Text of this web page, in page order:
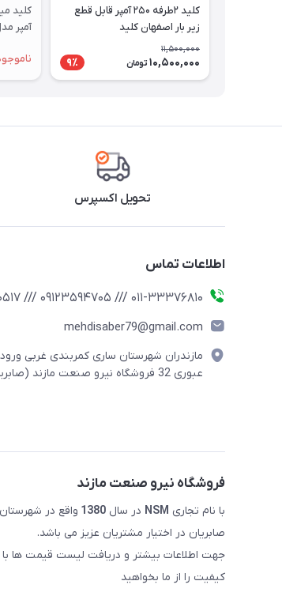
کلید ۲طرفه ۲۵۰ آمپر قابل قطع
زیر بار اصفهان کلید
11,500,000
10,500,000 تومان 9٪
آمپر
تحویل اکسپرس
اطلاعات تماس
011-33376810 /// 09123594705 /// 09030910517
mehdisaber79@gmail.com
مازندران شهرستان ساری کمربندی غربی
عبوری 32 فروشگاه نیرو صنعت مازند (صابریان)
فروشگاه نیرو صنعت مازند
با نام تجاری NSM در سال 1380
صابریان در اختیار مشتریان عزیز می باشد.
جهت اطلاعات بیشتر و دریافت لیست قیمت ها با
کیفیت را از ما بخواهید